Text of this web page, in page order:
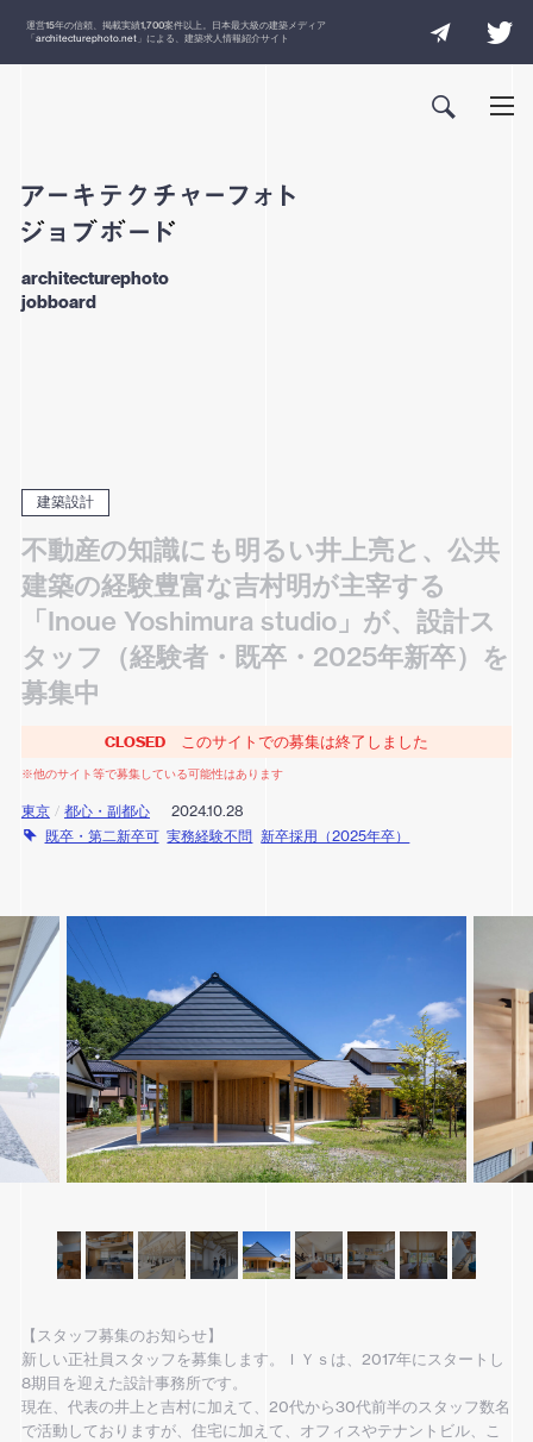
運営15年の信頼、掲載実績1,700案件以上。日本最大級の建築メディア
「architecturephoto.net 」による、建築求人情報紹介サイト
architecturephoto
jobboard
建築設計
不動産の知識にも明るい井上亮と、公共
建築の経験豊富な吉村明が主宰する
「Inoue Yoshimura studio」が、設計ス
タッフ（経験者・既卒・2025年新卒）を
募集中
CLOSED このサイトでの募集は終了しました
※他のサイト等で募集している可能性はあります
東京 / 都心・副都心
2024.10.28
既卒・第二新卒可 実務経験不問 新卒採用（2025年卒）
【スタッフ募集のお知らせ】
新しい正社員スタッフを募集します。ＩＹｓは、2017年にスタートし
8期目を迎えた設計事務所です。
現在、代表の井上と吉村に加えて、20代から30代前半のスタッフ数名
で活動しておりますが、住宅に加えて、オフィスやテナントビル、こ